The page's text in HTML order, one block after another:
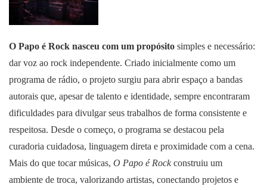
O Papo é Rock nasceu com um propósito simples e necessário:
dar voz ao rock independente. Criado inicialmente como um
programa de rádio, o projeto surgiu para abrir espaço a bandas
autorais que, apesar de talento e identidade, sempre encontraram
dificuldades para divulgar seus trabalhos de forma consistente e
respeitosa. Desde o começo, o programa se destacou pela
curadoria cuidadosa, linguagem direta e proximidade com a cena.
Mais do que tocar músicas, O Papo é Rockconstruiu um
ambiente de troca, valorizando artistas, conectando projetos e